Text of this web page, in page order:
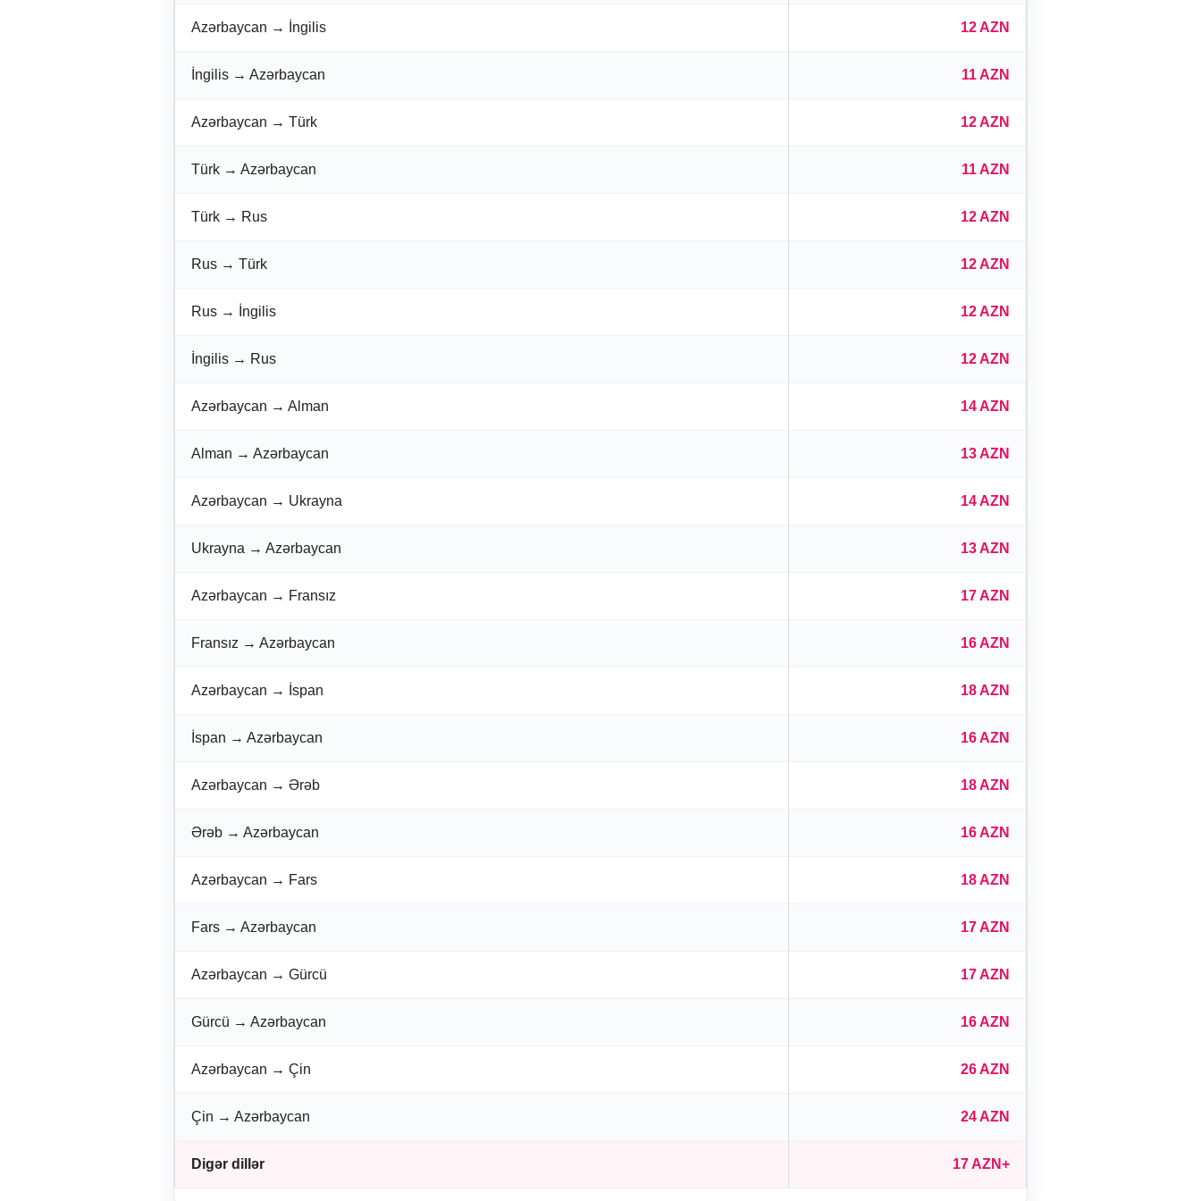
Azərbaycan → İngilis 12 AZN
İngilis → Azərbaycan 11 AZN
Azərbaycan → Türk 12 AZN
Türk → Azərbaycan 11 AZN
Türk → Rus 12 AZN
Rus → Türk 12 AZN
Rus → İngilis 12 AZN
İngilis → Rus 12 AZN
Azərbaycan → Alman 14 AZN
Alman → Azərbaycan 13 AZN
Azərbaycan → Ukrayna 14 AZN
Ukrayna → Azərbaycan 13 AZN
Azərbaycan → Fransız 17 AZN
Fransız → Azərbaycan 16 AZN
Azərbaycan → İspan 18 AZN
İspan → Azərbaycan 16 AZN
Azərbaycan → Ərəb 18 AZN
Ərəb → Azərbaycan 16 AZN
Azərbaycan → Fars 18 AZN
Fars → Azərbaycan 17 AZN
Azərbaycan → Gürcü 17 AZN
Gürcü → Azərbaycan 16 AZN
Azərbaycan → Çin 26 AZN
Çin → Azərbaycan 24 AZN
Digər dillər 17 AZN+